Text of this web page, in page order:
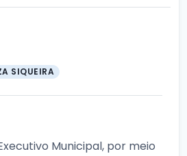
SIQUEIRA
Municipal, por meio